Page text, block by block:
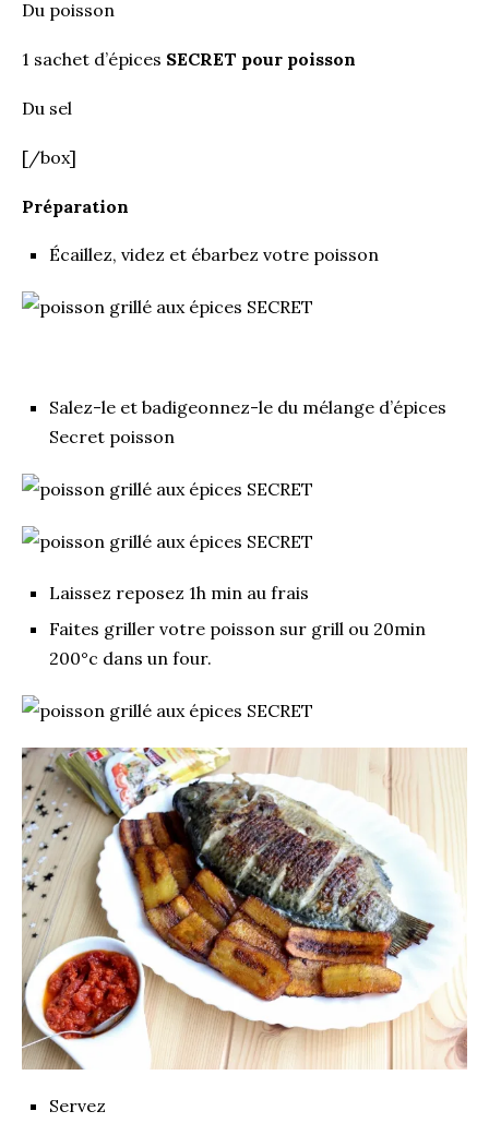
Du poisson
1 sachet d’épices SECRET pour poisson
Du sel
[/box]
Préparation
Écaillez, videz et ébarbez votre poisson
Salez-le et badigeonnez-le du mélange d’épices
Secret poisson
Laissez reposez 1h min au frais
Faites griller votre poisson sur grill ou 20min
200°c dans un four.
Servez